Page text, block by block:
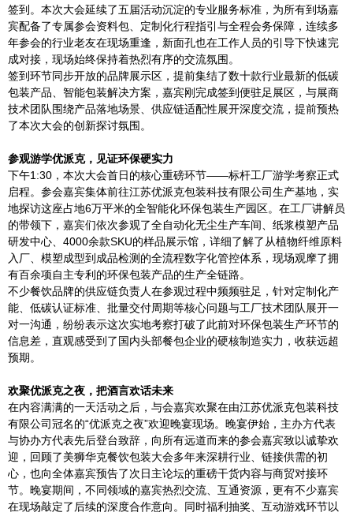
签到。本次大会延续了五届活动沉淀的专业服务标准，为所有到场嘉
宾配备了专属参会资料包、定制化行程指引与全程会务保障，连续多
年参会的行业老友在现场重逢，新面孔也在工作人员的引导下快速完
成对接，现场始终保持着热烈有序的交流氛围。
签到环节同步开放的品牌展示区，提前集结了数十款行业最新的低碳
包装产品、智能包装解决方案，嘉宾刚完成签到便驻足展区，与展商
技术团队围绕产品落地场景、供应链适配性展开深度交流，提前预热
了本次大会的创新探讨氛围。
参观游学优派克，见证环保硬实力
下午1:30，本次大会首日的核心重磅环节——标杆工厂游学考察正式
启程。参会嘉宾集体前往江苏优派克包装科技有限公司生产基地，实
地探访这座占地6万平米的全智能化环保包装生产园区。在工厂讲解员
的带领下，嘉宾们依次参观了全自动化无尘生产车间、纸浆模塑产品
研发中心、4000余款SKU的样品展示馆，详细了解了从植物纤维原料
入厂、模塑成型到成品检测的全流程数字化管控体系，现场观摩了拥
有百余项自主专利的环保包装产品的生产全链路。
不少餐饮品牌的供应链负责人在参观过程中频频驻足，针对定制化产
能、低碳认证标准、批量交付周期等核心问题与工厂技术团队展开一
对一沟通，纷纷表示这次实地考察打破了此前对环保包装生产环节的
信息差，直观感受到了国内头部餐包企业的硬核制造实力，收获远超
预期。
欢聚优派克之夜，把酒言欢话未来
在内容满满的一天活动之后，与会嘉宾欢聚在由江苏优派克包装科技
有限公司冠名的“优派克之夜”欢迎晚宴现场。晚宴伊始，主办方代表
与协办方代表先后登台致辞，向所有远道而来的参会嘉宾致以诚挚欢
迎，回顾了美狮华克餐饮包装大会多年来深耕行业、链接供需的初
心，也向全体嘉宾预告了次日主论坛的重磅干货内容与商贸对接环
节。晚宴期间，不同领域的嘉宾热烈交流、互通资源，更有不少嘉宾
在现场敲定了后续的深度合作意向。同时福利抽奖、互动游戏环节以